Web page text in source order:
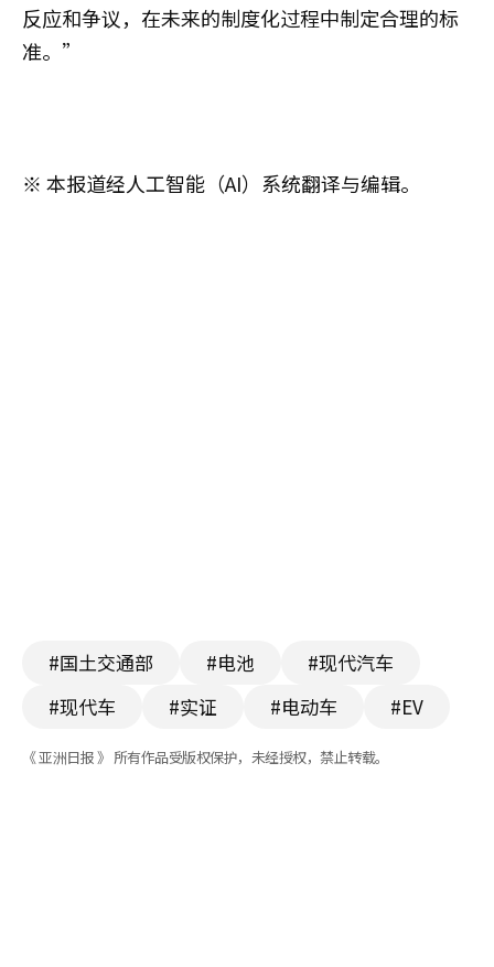
反应和争议，在未来的制度化过程中制定合理的标
准。”
※ 本报道经人工智能（AI）系统翻译与编辑。
#国土交通部 #电池
#现代汽车
#现代车
#实证 #电动车 #EV
《 亚洲日报 》 所有作品受版权保护，未经授权，禁止转载。